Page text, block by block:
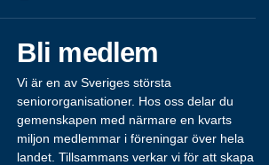
Bli medlem
Vi är en av Sveriges största
seniororganisationer. Hos oss delar du
gemenskapen med närmare en kvarts
miljon medlemmar i föreningar över hela
landet. Tillsammans verkar vi för att skapa